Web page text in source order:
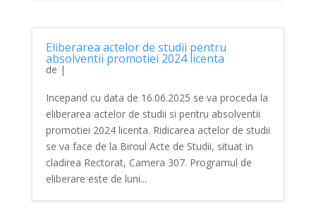
Eliberarea actelor de studii pentru
absolventii promotiei 2024 licenta
de |
Incepand cu data de 16.06.2025 se va proceda la
eliberarea actelor de studii si pentru absolventii
promotiei 2024 licenta. Ridicarea actelor de studii
se va face de la Biroul Acte de Studii, situat in
cladirea Rectorat, Camera 307. Programul de
eliberare este de luni...